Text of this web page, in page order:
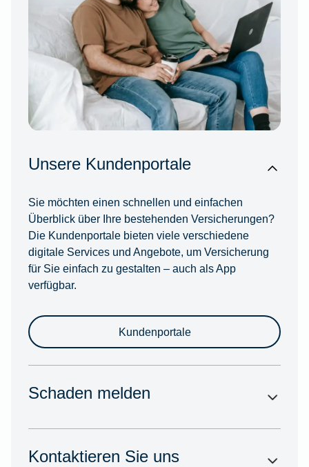
Unsere Kundenportale
Sie möchten einen schnellen und einfachen
Überblick über Ihre bestehenden Versicherungen?
Die Kundenportale bieten viele verschiedene
digitale Services und Angebote, um Versicherung
für Sie einfach zu gestalten – auch als App
verfügbar.
Kundenportale
Schaden melden
Kontaktieren Sie uns